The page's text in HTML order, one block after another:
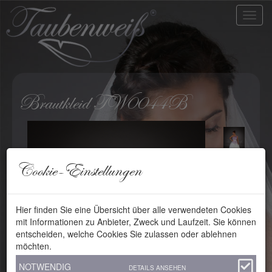
Brautkleid TW0044B
Cookie-Einstellungen
Hier finden Sie eine Übersicht über alle verwendeten Cookies
mit Informationen zu Anbieter, Zweck und Laufzeit. Sie können
entscheiden, welche Cookies Sie zulassen oder ablehnen
möchten.
NOTWENDIG
DETAILS ANSEHEN